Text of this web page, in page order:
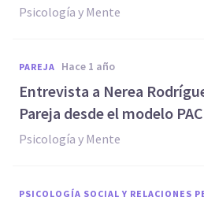
Psicología y Mente
PAREJA hace 1 año
Entrevista a Nerea
Pareja desde el modelo
Psicología y Mente
PSICOLOGÍA SOCIAL Y RELACIONES